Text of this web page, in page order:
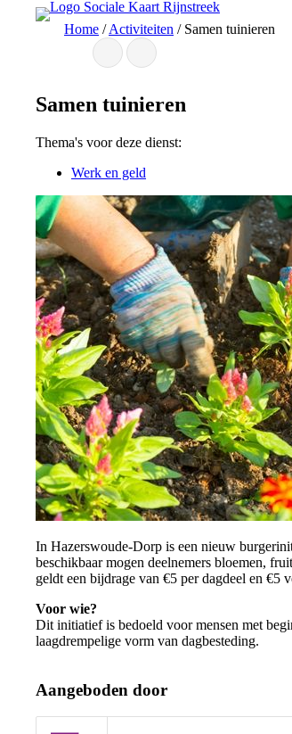
Home /Activiteiten / Samen tuinieren
Samen tuinieren
Thema's voor deze dienst:
Werk en geld
In Hazerswoude-Dorp is een nieuw
beschikbaar mogen deelnemers bloemen,
geldt een bijdrage van €5 per dagdeel en €5
Voor wie?
Dit initiatief is bedoeld voor mensen met
laagdrempelige vorm van dagbesteding.
Aangeboden door